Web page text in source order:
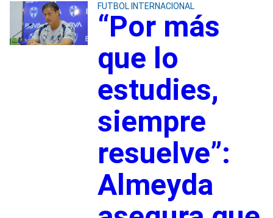
FUTBOL INTERNACIONAL
“Por más
que lo
estudies,
siempre
resuelve”:
Almeyda